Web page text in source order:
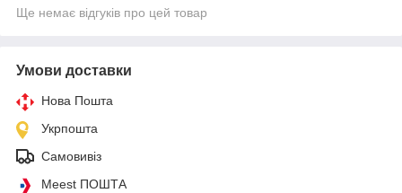
Ще немає відгуків про цей товар
Умови доставки
Нова Пошта
Укрпошта
Самовивіз
Meest ПОШТА